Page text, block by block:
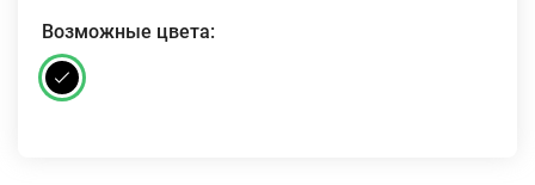
Возможные цвета: